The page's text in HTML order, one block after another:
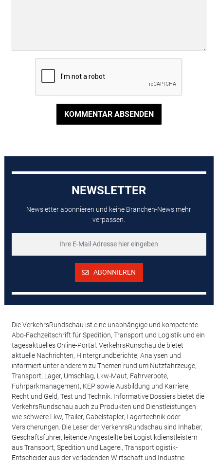
KOMMENTAR ABSENDEN
NEWSLETTER
Newsletter abonnieren und keine Branchen-News mehr
verpassen.
ABONNIEREN
Die VerkehrsRundschau ist eine unabhängige und kompetente
Abo-Fachzeitschrift für Spedition, Transport und Logistik und ein
tagesaktuelles Online-Portal. VerkehrsRunschau.de bietet
aktuelle Nachrichten, Hintergrundberichte, Analysen und
informiert unter anderem zu Themen rund um Nutzfahrzeuge,
Transport, Lager, Umschlag, Lkw-Maut, Fahrverbote,
Fuhrparkmanagement, KEP sowie Ausbildung und Karriere,
Recht und Geld, Test und Technik. Informative Dossiers bietet die
VerkehrsRundschau auch zu Produkten und Dienstleistungen
wie schwere Lkw, Trailer, Gabelstapler, Lagertechnik oder
Versicherungen. Die Leser der VerkehrsRundschau sind Inhaber,
Geschäftsführer, leitende Angestellte bei Logistikdienstleistern
aus Transport, Spedition und Lagerei, Transportlogistik-
Entscheider aus der verladenden Wirtschaft und Industrie.